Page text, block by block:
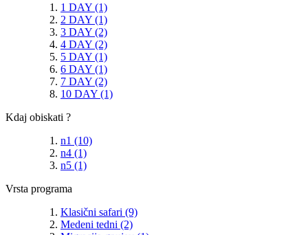
1 DAY (1)
2 DAY (1)
3 DAY (2)
4 DAY (2)
5 DAY (1)
6 DAY (1)
7 DAY (2)
10 DAY (1)
Kdaj obiskati ?
n1 (10)
n4 (1)
n5 (1)
Vrsta programa
Klasični safari (9)
Medeni tedni (2)